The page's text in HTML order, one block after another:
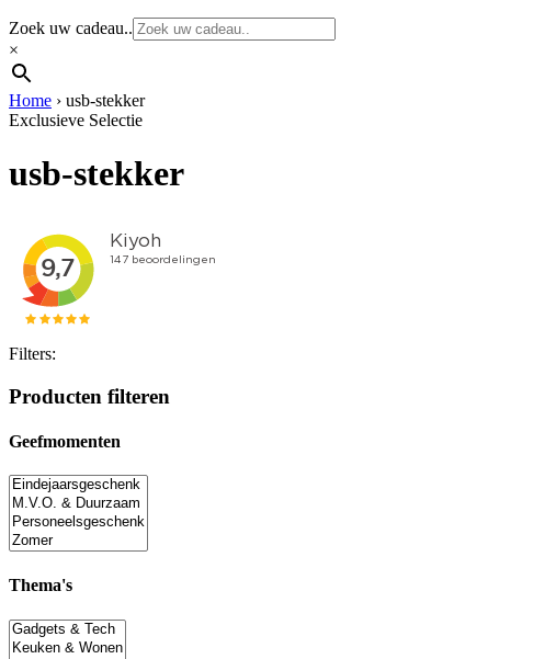
Zoek uw cadeau..
×
Home › usb-stekker
Exclusieve Selectie
usb-stekker
Filters:
Producten filteren
Geefmomenten
Thema's